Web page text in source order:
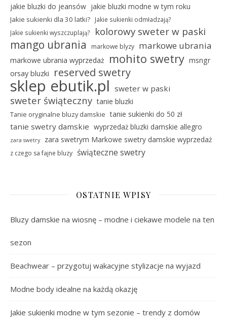
jakie bluzki do jeansów jakie bluzki modne w tym roku
Jakie sukienki dla 30 latki?
Jakie sukienki odmładzają?
Jakie sukienki wyszczuplają?
kolorowy sweter w paski
mango ubrania markowe blyzy markowe ubrania
markowe ubrania wyprzedaż mohito swetry msngr
orsay bluzki
reserved swetry
sklep ebutik.pl sweter w paski
sweter świąteczny tanie bluzki
Tanie oryginalne bluzy damskie tanie sukienki do 50 zł
tanie swetry damskie wyprzedaż bluzki damskie allegro
zara swetry zara swetrym Markowe swetry damskie wyprzedaż
z czego sa fajne bluzy świąteczne swetry
OSTATNIE WPISY
Bluzy damskie na wiosnę – modne i ciekawe modele na ten
sezon
Beachwear – przygotuj wakacyjne stylizacje na wyjazd
Modne body idealne na każdą okazję
Jakie sukienki modne w tym sezonie – trendy z domów